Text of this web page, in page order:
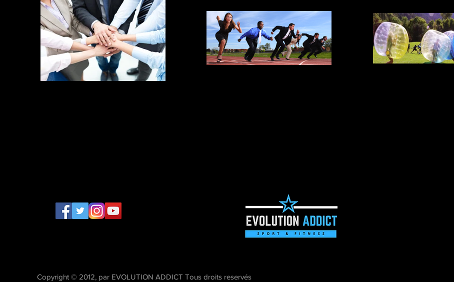
Copyright © 2012, par EVOLUTION ADDICT Tous droits reservés